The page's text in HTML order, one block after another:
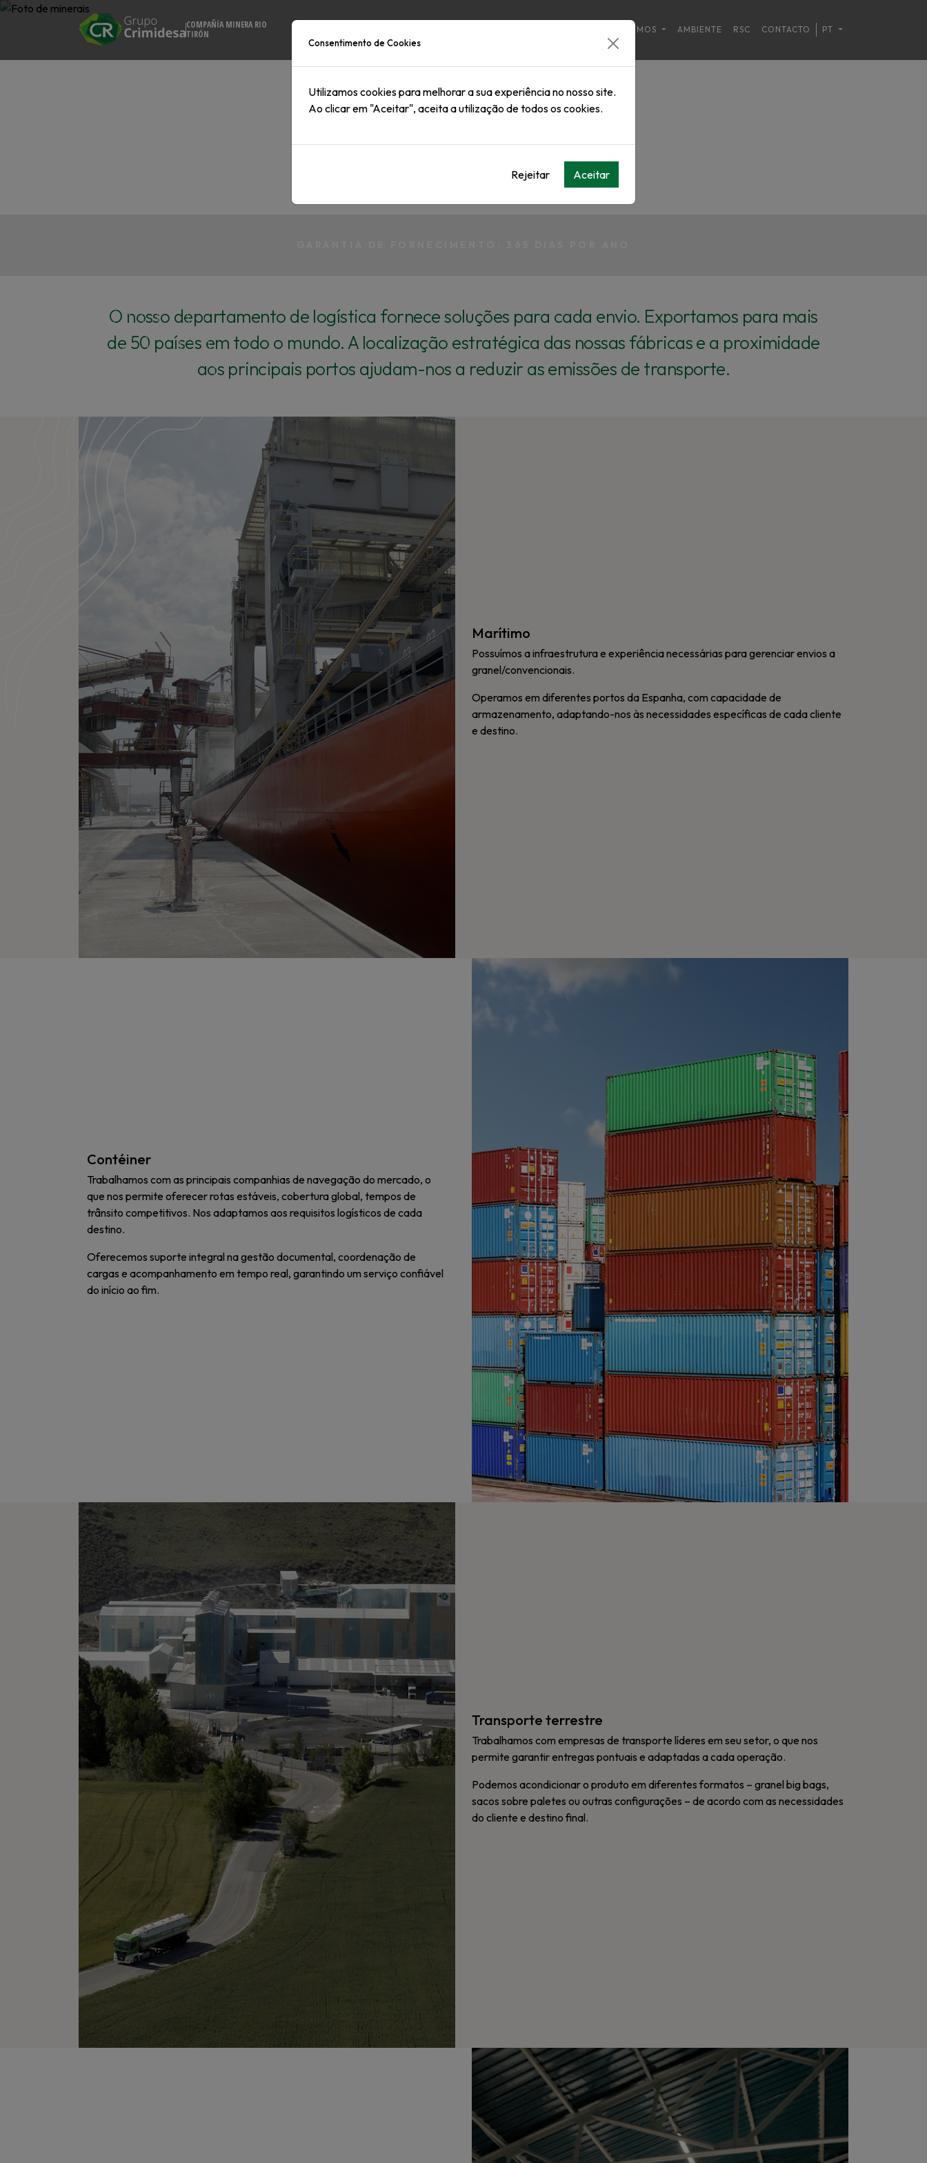
Consentimento de Cookies
Utilizamos cookies para melhorar a sua experiência no nosso site.
Ao clicar em "Aceitar", aceita a utilização de todos os cookies.
Rejeitar Aceitar
COMPAÑÍA MINERA RIO
TIRÓN
QUEM SOMOS AMBIENTE RSC CONTACTO PT
LOGÍSTICA
O nosso departamento de logística fornece soluções para cada envio. Exportamos para mais
de 50 países em todo o mundo. A localização estratégica das nossas fábricas e a proximidade
aos principais portos ajudam-nos a reduzir as emissões de transporte.
Marítimo
Possuímos a infraestrutura e experiência necessárias para gerenciar envios a
granel/convencionais.
Operamos em diferentes portos da Espanha, com capacidade de
armazenamento, adaptando-nos às necessidades específicas de cada cliente
e destino.
Contéiner
Trabalhamos com as principais companhias de navegação do mercado, o
que nos permite oferecer rotas estáveis, cobertura global, tempos de
trânsito competitivos. Nos adaptamos aos requisitos logísticos de cada
destino.
Oferecemos suporte integral na gestão documental, coordenação de
cargas e acompanhamento em tempo real, garantindo um serviço confiável
do início ao fim.
Transporte terrestre
Trabalhamos com empresas de transporte líderes em seu setor, o que nos
permite garantir entregas pontuais e adaptadas a cada operação.
Podemos acondicionar o produto em diferentes formatos – granel big bags,
sacos sobre paletes ou outras configurações – de acordo com as necessidades
do cliente e destino final.